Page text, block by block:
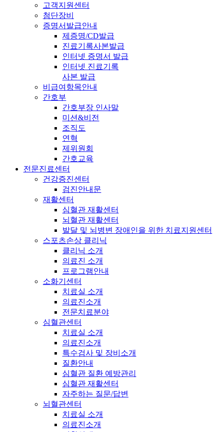
고객지원센터
첨단장비
증명서발급안내
제증명/CD발급
진료기록사본발급
인터넷 증명서 발급
인터넷 진료기록
사본 발급
비급여항목안내
간호부
간호부장 인사말
미션&비전
조직도
연혁
제위원회
간호교육
전문진료센터
건강증진센터
검진안내문
재활센터
심혈관 재활센터
뇌혈관 재활센터
발달 및 뇌병변 장애인을 위한 치료지원센터
스포츠손상 클리닉
클리닉 소개
의료진 소개
프로그램안내
소화기센터
치료실 소개
의료진소개
전문치료분야
심혈관센터
치료실 소개
의료진소개
특수검사 및 장비소개
질환안내
심혈관 질환 예방관리
심혈관 재활센터
자주하는 질문/답변
뇌혈관센터
치료실 소개
의료진소개